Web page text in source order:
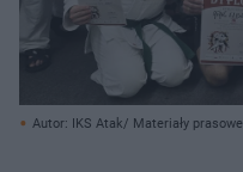
Autor: IKS Atak/ Materiały prasowe